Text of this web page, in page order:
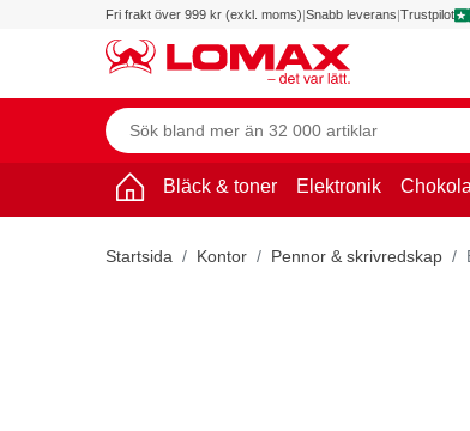
Fri frakt över 999 kr (exkl. moms)|Snabb leverans|Trustpilot
Bläck & toner Elektronik
Startsida Kontor Pennor & skrivredskap